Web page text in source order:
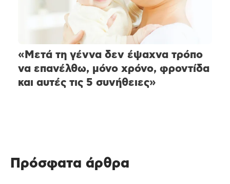
«Μετά τη γέννα δεν έψαχνα τρόπο
να επανέλθω, μόνο χρόνο, φροντίδα
και αυτές τις 5 συνήθειες»
Πρόσφατα άρθρα